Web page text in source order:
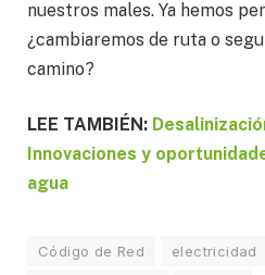
nuestros males. Ya hemos
¿cambiaremos de ruta o
camino?
LEE TAMBIÉN:
Innovaciones y
agua
Código de Red electricidad